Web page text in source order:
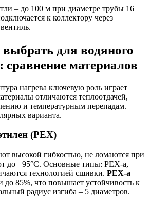
– до 100 м при диаметре трубы 16
к коллектору через
для водяного
сравнение материалов
нагрева ключевую роль играет
отличаются теплоотдачей,
и температурным перепадам.
варианта.
(PEX)
высокой гибкостью, не ломаются при
до +95°C. Основные типы: PEX-a,
технологией сшивки. PEX-a
до 85%, что повышает устойчивость к
радиус изгиба – 5 диаметров.